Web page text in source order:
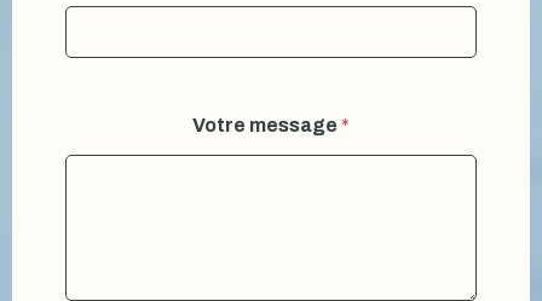
C
r
Votre message *